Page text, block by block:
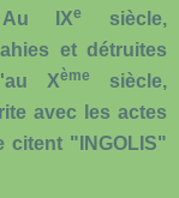
IXe
siècle,
et détruites
Xème
siècle,
avec les actes
citent "INGOLIS"